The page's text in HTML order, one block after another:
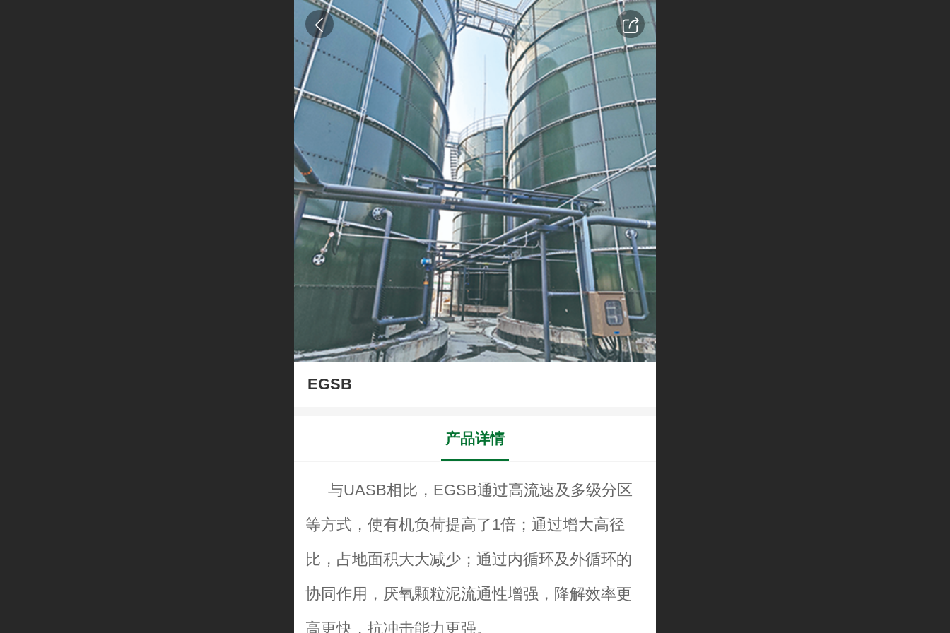
EGSB
产品详情
与UASB相比，EGSB通过高流速及多级分区
等方式，使有机负荷提高了1倍；通过增大高径
比，占地面积大大减少；通过内循环及外循环的
协同作用，厌氧颗粒泥流通性增强，降解效率更
高更快，抗冲击能力更强。